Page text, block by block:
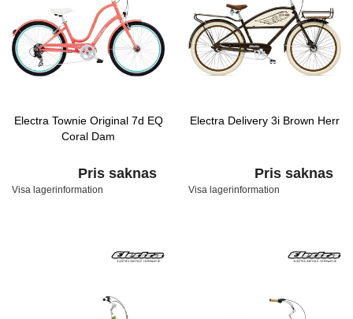
Electra Townie Original 7d EQ
Coral Dam
Pris saknas
Visa lagerinformation
Electra Delivery 3i Brown Herr
Pris saknas
Visa lagerinformation